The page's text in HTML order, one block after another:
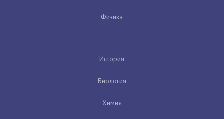
Физика
История
Биология
Химия